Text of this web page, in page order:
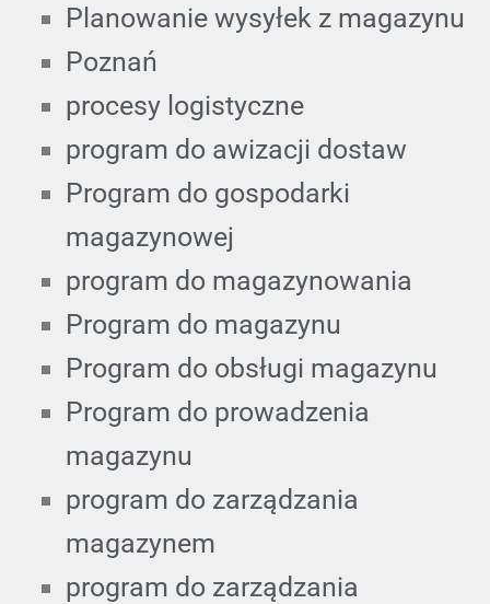
Planowanie wysyłek z magazynu
Poznań
procesy logistyczne
program do awizacji dostaw
Program do gospodarki
magazynowej
program do magazynowania
Program do magazynu
Program do obsługi magazynu
Program do prowadzenia
magazynu
program do zarządzania
magazynem
program do zarządzania